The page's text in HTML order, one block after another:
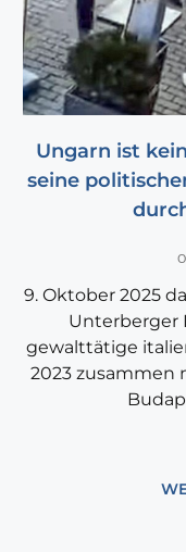
Ungarn ist
seine
9. Oktober 2025
Unterberger
gewalttätige
2023 zusammen